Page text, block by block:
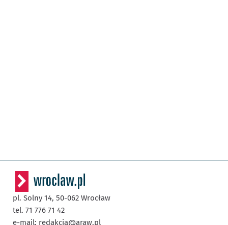
pl. Solny 14, 50-062 Wrocław
tel. 71 776 71 42
e-mail: redakcja@araw.pl